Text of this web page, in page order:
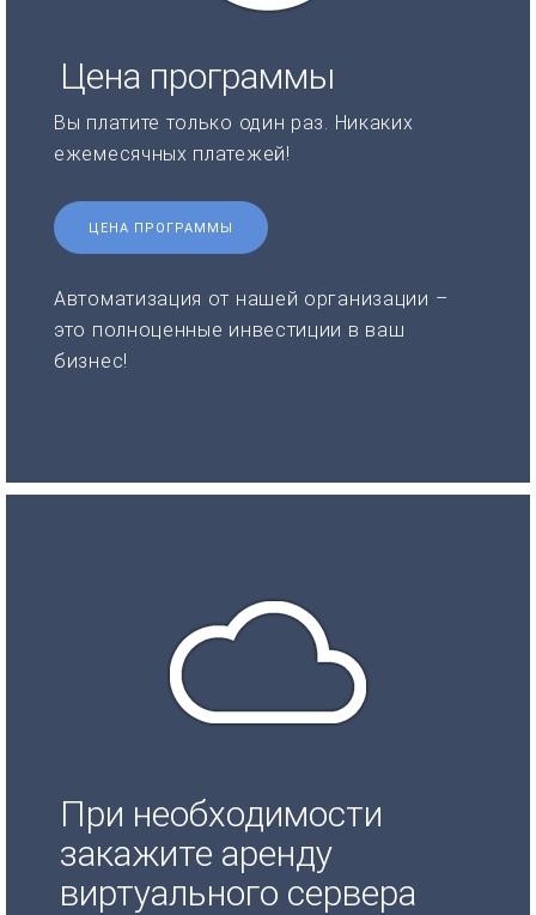
Цена программы
Вы платите только один раз. Никаких
ежемесячных платежей!
ЦЕНА ПРОГРАММЫ
Автоматизация от нашей организации –
это полноценные инвестиции в ваш
бизнес!
При необходимости
закажите аренду
виртуального сервера